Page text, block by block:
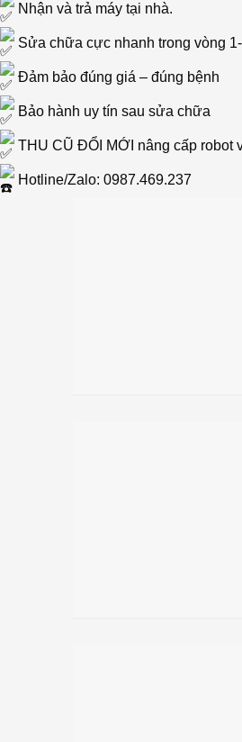
Nhận và trả máy tại nhà.
Sửa chữa cực nhanh trong vòng
Đảm bảo đúng giá – đúng bệnh
Bảo hành uy tín sau sửa chữa
THU CŨ ĐỔI MỚI nâng cấp robot
Hotline/Zalo: 0987.469.237